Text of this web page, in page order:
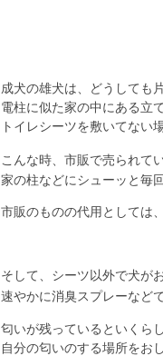
成犬の雄犬は、どうしても
電柱に似た家の中にある立
トイレシーツを敷いてない
こんな時、市販で売られて
家の柱などにシューッと毎
市販のものの代用としては
そして、シーツ以外で犬が
速やかに消臭スプレーなどで
匂いが残っているといくら
自分の匂いのする場所をお